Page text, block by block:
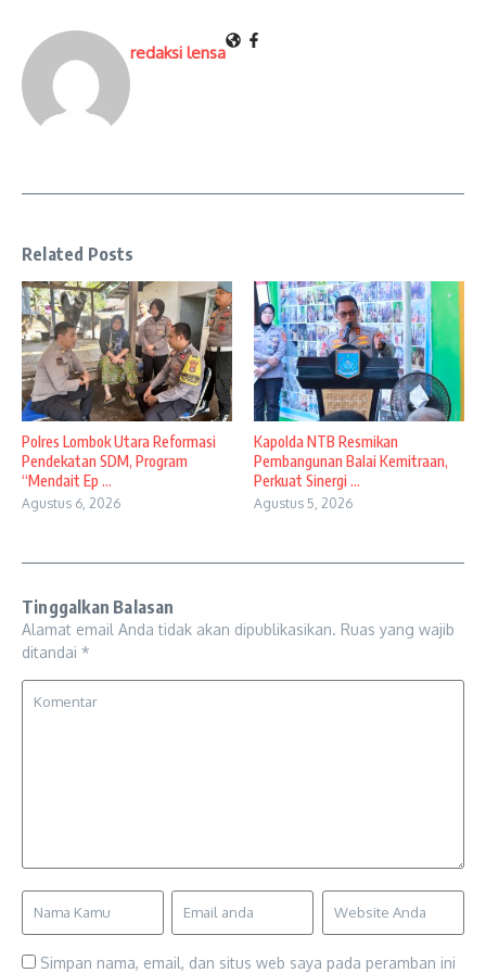
redaksi lensa
Related Posts
Polres Lombok Utara Reformasi
Pendekatan SDM, Program
“Mendait Ep ...
Agustus 6, 2026
Kapolda NTB Resmikan
Pembangunan Balai Kemitraan,
Perkuat Sinergi ...
Agustus 5, 2026
Tinggalkan Balasan
Alamat email Anda tidak akan dipublikasikan. Ruas yang wajib
ditandai *
Simpan nama, email, dan situs web saya pada peramban ini